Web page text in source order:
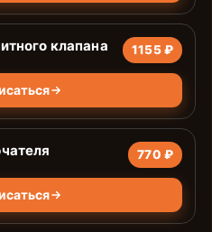
клапана 1155 ₽
770 ₽